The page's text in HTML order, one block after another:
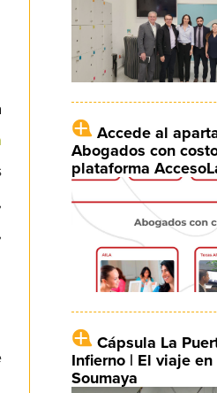
Accede al
Abogados con
plataforma
Cápsula La
Infierno | El viaje en
Soumaya